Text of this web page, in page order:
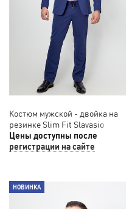
Костюм мужской - двойка на
резинке Slim Fit Slavasio
77/89
Цены доступны после
регистрации на сайте
НОВИНКА